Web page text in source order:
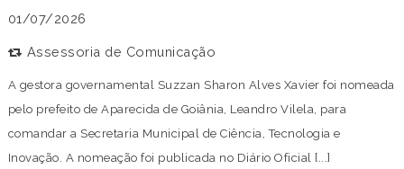
01/07/2026
Assessoria de Comunicação
A gestora governamental Suzzan Sharon Alves Xavier foi nomeada
pelo prefeito de Aparecida de Goiânia, Leandro Vilela, para
comandar a Secretaria Municipal de Ciência, Tecnologia e
Inovação. A nomeação foi publicada no Diário Oficial [...]